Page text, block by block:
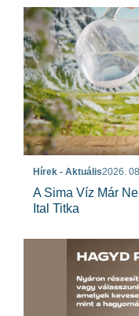
Hírek - Aktuális2026.
A Sima Víz Már
Ital Titka